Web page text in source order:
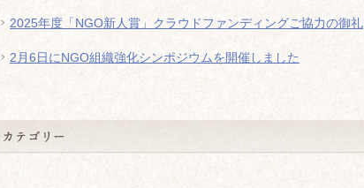
2025年度「NGO新人賞」クラウドファンディングご協力の御礼
2月6日にNGO組織強化シンポジウムを開催しました